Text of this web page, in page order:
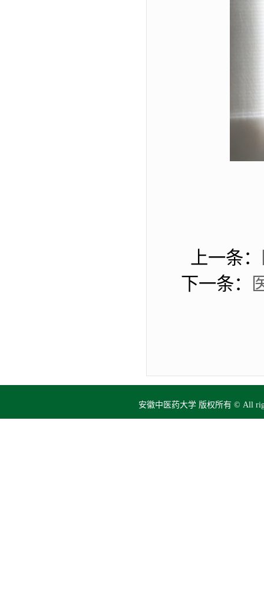
上一条：
下一条：
安徽中医药大学 版权所有 © All